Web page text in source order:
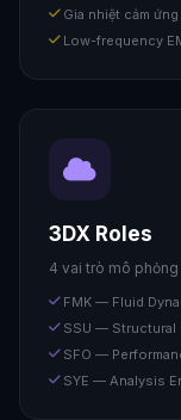
Gia nhiệt cảm ứng
Low-frequency
3DX Roles
4 vai trò mô phỏng
FMK — Fluid
SSU — Structural
SFO —
SYE — Analysis